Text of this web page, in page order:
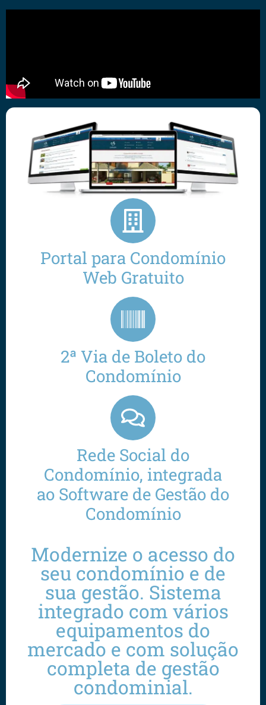
Portal para Condomínio
Web Gratuito
2ª Via de Boleto do
Condomínio
Rede Social do
Condomínio, integrada
ao Software de Gestão do
Condomínio
Modernize o acesso do
seu condomínio e de
sua gestão. Sistema
integrado com vários
equipamentos do
mercado e com solução
completa de gestão
condominial.